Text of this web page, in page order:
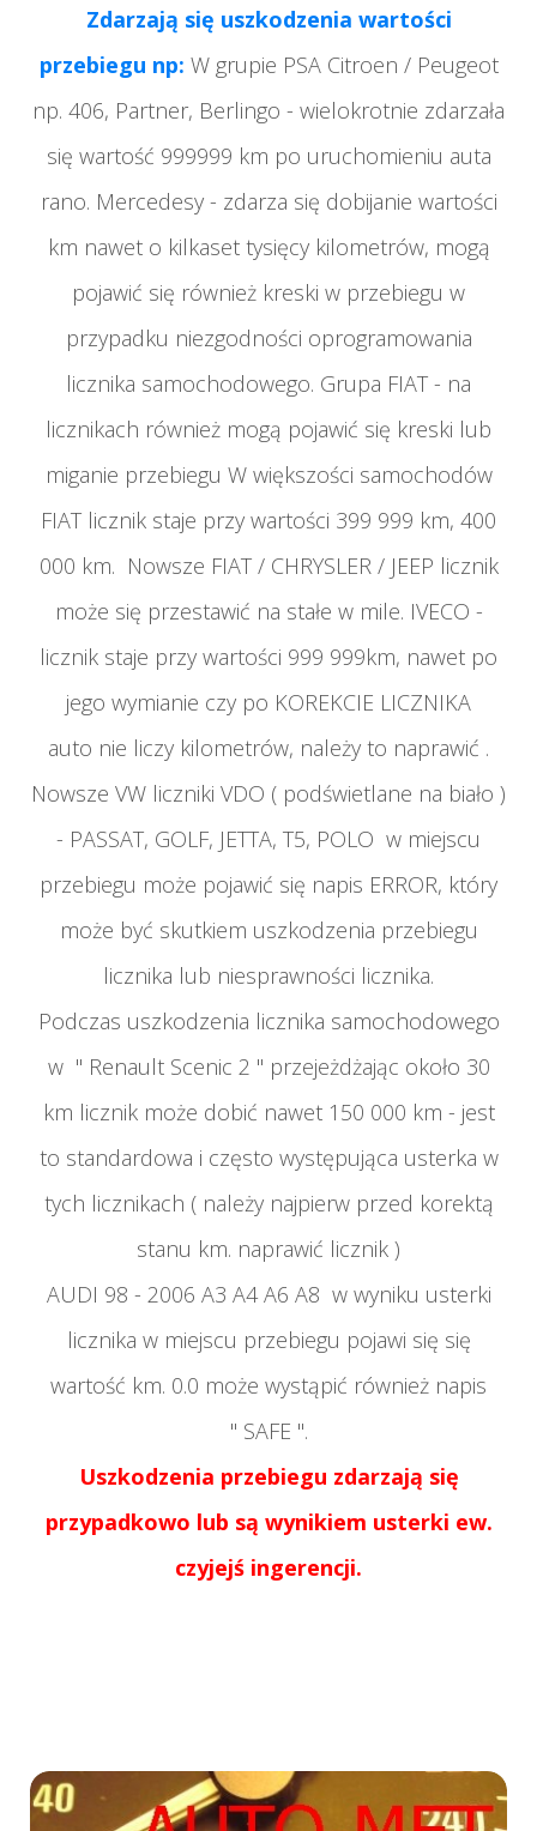
Zdarzają się uszkodzenia wartości
przebiegu np: W grupie PSA Citroen / Peugeot
np. 406, Partner, Berlingo - wielokrotnie zdarzała
się wartość 999999 km po uruchomieniu auta
rano. Mercedesy - zdarza się dobijanie wartości
km nawet o kilkaset tysięcy kilometrów, mogą
pojawić się również kreski w przebiegu w
przypadku niezgodności oprogramowania
licznika samochodowego. Grupa FIAT - na
licznikach również mogą pojawić się kreski lub
miganie przebiegu W większości samochodów
FIAT licznik staje przy wartości 399 999 km, 400
000 km. Nowsze FIAT / CHRYSLER / JEEP licznik
może się przestawić na stałe w mile. IVECO -
licznik staje przy wartości 999 999km, nawet po
jego wymianie czy po KOREKCIE LICZNIKA
auto nie liczy kilometrów, należy to naprawić .
Nowsze VW liczniki VDO ( podświetlane na biało )
- PASSAT, GOLF, JETTA, T5, POLO w miejscu
przebiegu może pojawić się napis ERROR, który
może być skutkiem uszkodzenia przebiegu
licznika lub niesprawności licznika.
Podczas uszkodzenia licznika samochodowego
w " Renault Scenic 2 " przejeżdżając około 30
km licznik może dobić nawet 150 000 km - jest
to standardowa i często występująca usterka w
tych licznikach ( należy najpierw przed korektą
stanu km. naprawić licznik )
AUDI 98 - 2006 A3 A4 A6 A8 w wyniku usterki
licznika w miejscu przebiegu pojawi się się
wartość km. 0.0 może wystąpić również napis
" SAFE ".
Uszkodzenia przebiegu zdarzają się
przypadkowo lub są wynikiem usterki ew.
czyjejś ingerencji.